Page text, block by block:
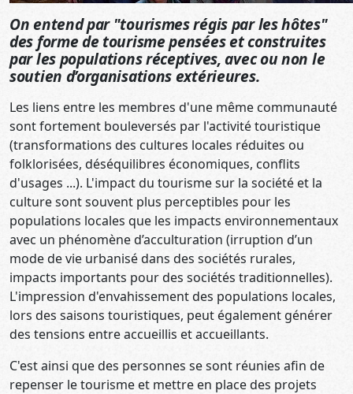
On entend par "tourismes régis par les hôtes"
des forme de tourisme pensées et construites
par les populations réceptives, avec ou non le
soutien d’organisations extérieures.
Les liens entre les membres d'une même communauté
sont fortement bouleversés par l'activité touristique
(transformations des cultures locales réduites ou
folklorisées, déséquilibres économiques, conflits
d'usages ...). L'impact du tourisme sur la société et la
culture sont souvent plus perceptibles pour les
populations locales que les impacts environnementaux
avec un phénomène d’acculturation (irruption d’un
mode de vie urbanisé dans des sociétés rurales,
impacts importants pour des sociétés traditionnelles).
L'impression d'envahissement des populations locales,
lors des saisons touristiques, peut également générer
des tensions entre accueillis et accueillants.
C'est ainsi que des personnes se sont réunies afin de
repenser le tourisme et mettre en place des projets